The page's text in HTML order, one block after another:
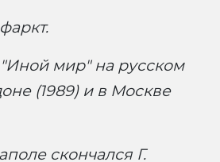
мир" на русском
(1989) и в Москве
скончался Г.